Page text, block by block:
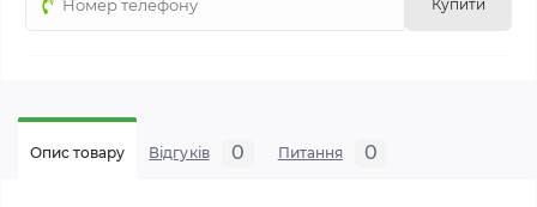
Купити
Опис товару Відгуків 0 Питання 0